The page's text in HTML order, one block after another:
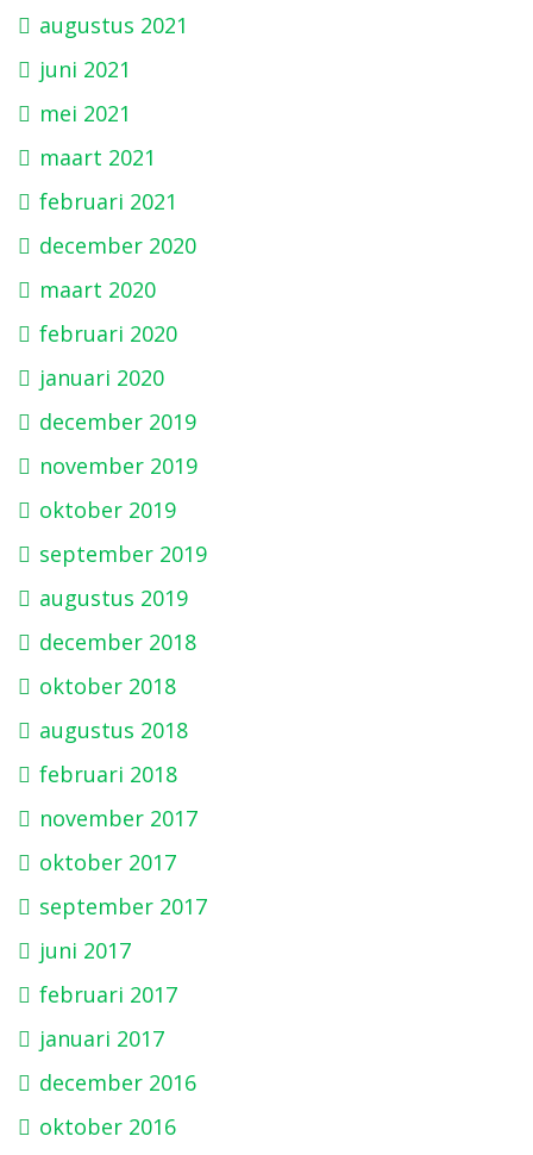
augustus 2021
juni 2021
mei 2021
maart 2021
februari 2021
december 2020
maart 2020
februari 2020
januari 2020
december 2019
november 2019
oktober 2019
september 2019
augustus 2019
december 2018
oktober 2018
augustus 2018
februari 2018
november 2017
oktober 2017
september 2017
juni 2017
februari 2017
januari 2017
december 2016
oktober 2016